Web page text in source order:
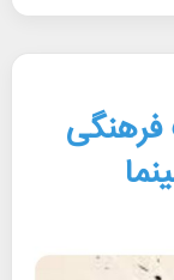
فرهنگی